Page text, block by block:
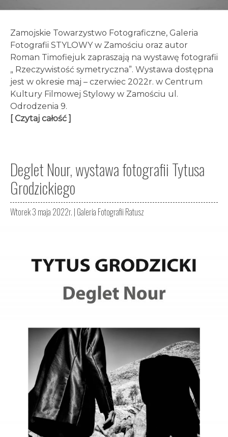
Zamojskie Towarzystwo Fotograficzne, Galeria
Fotografii STYLOWY w Zamościu oraz autor
Roman Timofiejuk zapraszają na wystawę fotografii
„ Rzeczywistość symetryczna”. Wystawa dostępna
jest w okresie maj – czerwiec 2022r. w Centrum
Kultury Filmowej Stylowy w Zamościu ul.
Odrodzenia 9.
[ Czytaj całość ]
Deglet Nour, wystawa fotografii Tytusa
Grodzickiego
Wtorek 3 maja 2022r. | Galeria Fotografii Ratusz